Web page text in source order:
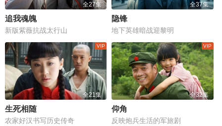
全27集
追我魂魄
新版紫薇抗战太行山
全37集
隐锋
地下英雄暗战迎黎明
全21集
生死相随
农家好汉书写历史传奇
全32集
仰角
反映炮兵生活的军旅剧